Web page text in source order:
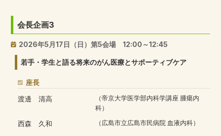
会長企画3
2026年5月17日（日）第5会場 12:00～12:45
若手・学生と語る将来のがん医療とサポーティブケア
座長
渡邊 清高
（帝京大学医学部内科学講座 腫瘍内
科）
西森 久和 （広島市立広島市民病院 血液内科）